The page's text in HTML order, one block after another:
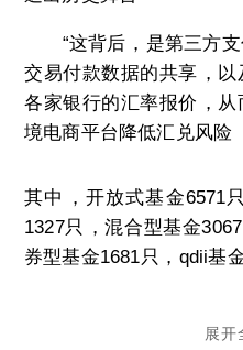
“这背后，是第三方
交易付款数据的共享，
各家银行的汇率报价，
境电商平台降低汇兑风险
其中，开放式基金6571
1327只，混合型基金3067
券型基金1681只，qdii基
展开